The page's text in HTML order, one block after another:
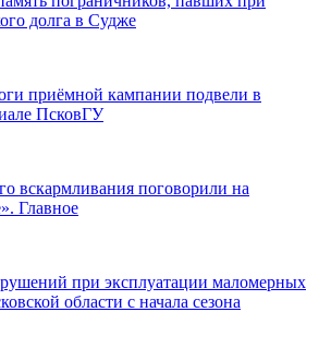
долга в Судже
приёмной кампании подвели в
ПсковГУ
вскармливания поговорили на
Главное
при эксплуатации маломерных
области с начала сезона